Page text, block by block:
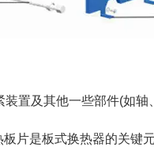
置及其他一些部件(如
片是板式换热器的关键